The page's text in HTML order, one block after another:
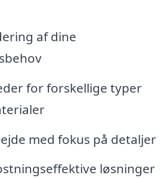
af dine
for forskellige typer
med fokus på detaljer
løsninger